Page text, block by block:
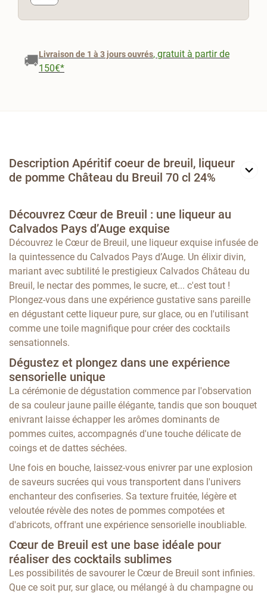
🚚Livraison de 1 à 3 jours ouvrés, gratuit à partir de
150€*
Description Apéritif coeur de breuil, liqueur
de pomme Château du Breuil 70 cl 24%
Découvrez Cœur de Breuil : une liqueur au
Calvados Pays d’Auge exquise
Découvrez le Cœur de Breuil, une liqueur exquise infusée de
la quintessence du Calvados Pays d’Auge. Un élixir divin,
mariant avec subtilité le prestigieux Calvados Château du
Breuil, le nectar des pommes, le sucre, et... c'est tout !
Plongez-vous dans une expérience gustative sans pareille
en dégustant cette liqueur pure, sur glace, ou en l'utilisant
comme une toile magnifique pour créer des cocktails
sensationnels.
Dégustez et plongez dans une expérience
sensorielle unique
La cérémonie de dégustation commence par l'observation
de sa couleur jaune paille élégante, tandis que son bouquet
enivrant laisse échapper les arômes dominants de
pommes cuites, accompagnés d'une touche délicate de
coings et de dattes séchées.
Une fois en bouche, laissez-vous enivrer par une explosion
de saveurs sucrées qui vous transportent dans l'univers
enchanteur des confiseries. Sa texture fruitée, légère et
veloutée révèle des notes de pommes compotées et
d'abricots, offrant une expérience sensorielle inoubliable.
Cœur de Breuil est une base idéale pour
réaliser des cocktails sublimes
Les possibilités de savourer le Cœur de Breuil sont infinies.
Que ce soit pur, sur glace, ou mélangé à du champagne ou